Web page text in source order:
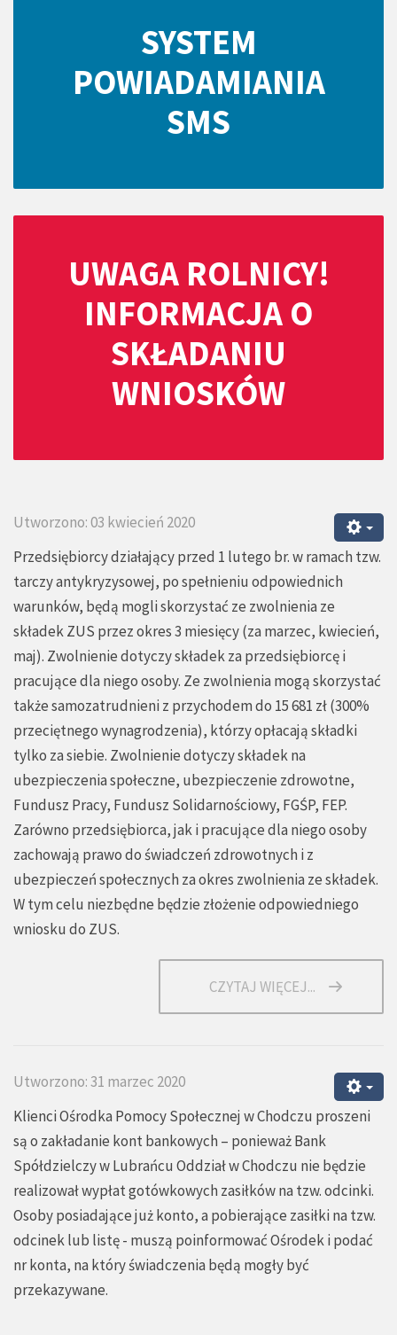
SYSTEM
POWIADAMIANIA
SMS
UWAGA ROLNICY!
INFORMACJA O
SKŁADANIU
WNIOSKÓW
Utworzono: 03 kwiecień 2020
Przedsiębiorcy działający przed 1 lutego br. w ramach tzw.
tarczy antykryzysowej, po spełnieniu odpowiednich
warunków, będą mogli skorzystać ze zwolnienia ze
składek ZUS przez okres 3 miesięcy (za marzec, kwiecień,
maj). Zwolnienie dotyczy składek za przedsiębiorcę i
pracujące dla niego osoby. Ze zwolnienia mogą skorzystać
także samozatrudnieni z przychodem do 15 681 zł (300%
przeciętnego wynagrodzenia), którzy opłacają składki
tylko za siebie. Zwolnienie dotyczy składek na
ubezpieczenia społeczne, ubezpieczenie zdrowotne,
Fundusz Pracy, Fundusz Solidarnościowy, FGŚP, FEP.
Zarówno przedsiębiorca, jak i pracujące dla niego osoby
zachowają prawo do świadczeń zdrowotnych i z
ubezpieczeń społecznych za okres zwolnienia ze składek.
W tym celu niezbędne będzie złożenie odpowiedniego
wniosku do ZUS.
CZYTAJ WIĘCEJ...
Utworzono: 31 marzec 2020
Klienci Ośrodka Pomocy Społecznej w Chodczu proszeni
są o zakładanie kont bankowych – ponieważ Bank
Spółdzielczy w Lubrańcu Oddział w Chodczu nie będzie
realizował wypłat gotówkowych zasiłków na tzw. odcinki.
Osoby posiadające już konto, a pobierające zasiłki na tzw.
odcinek lub listę - muszą poinformować Ośrodek i podać
nr konta, na który świadczenia będą mogły być
przekazywane.